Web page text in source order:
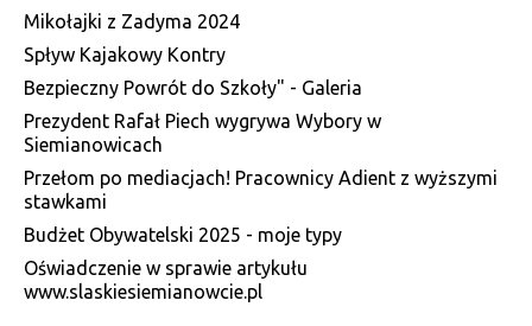
Mikołajki z Zadyma 2024
Spływ Kajakowy Kontry
Bezpieczny Powrót do Szkoły" - Galeria
Prezydent Rafał Piech wygrywa Wybory w
Siemianowicach
Przełom po mediacjach! Pracownicy Adient z wyższymi
stawkami
Budżet Obywatelski 2025 - moje typy
Oświadczenie w sprawie artykułu
www.slaskiesiemianowcie.pl